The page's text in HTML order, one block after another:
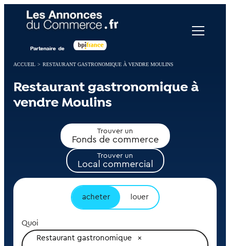
ACCUEIL > RESTAURANT GASTRONOMIQUE À VENDRE MOULINS
Restaurant gastronomique à
vendre Moulins
Trouver un
Fonds de commerce
Trouver un
Local commercial
acheter louer
Quoi
Restaurant gastronomique
Panneau de gestion des cookies